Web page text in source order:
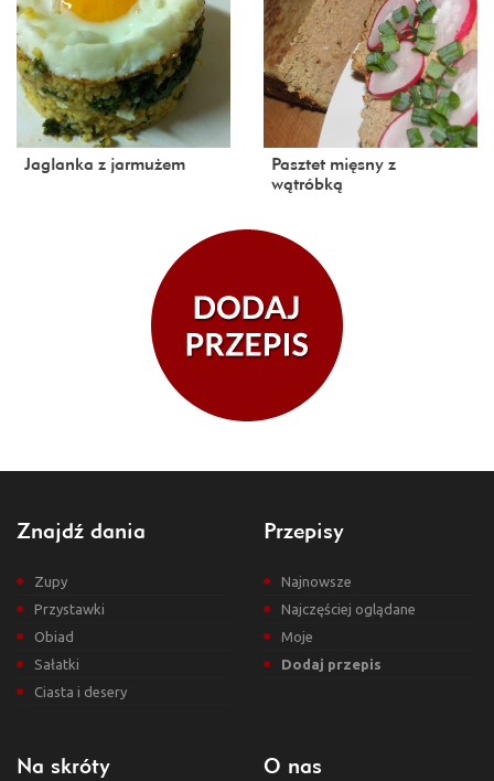
Jaglanka z jarmużem
Pasztet mięsny z
wątróbką
Znajdź dania
Zupy
Przystawki
Obiad
Sałatki
Ciasta i desery
Przepisy
Najnowsze
Najczęściej oglądane
Moje
Dodaj przepis
Na skróty O nas